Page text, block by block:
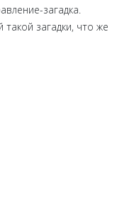
загадка.
загадки, что же